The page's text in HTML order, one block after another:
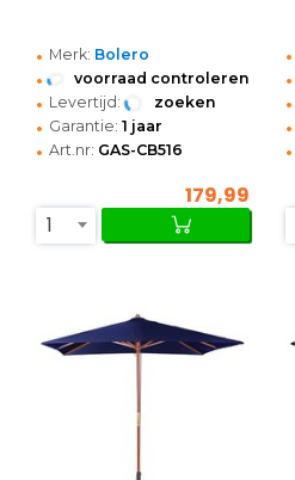
• Merk: Bolero
• voorraad controleren
• Levertijd: zoeken
• Garantie: 1 jaar
• Art.nr: GAS-CB516
179,99
1
•
•
•
•
•